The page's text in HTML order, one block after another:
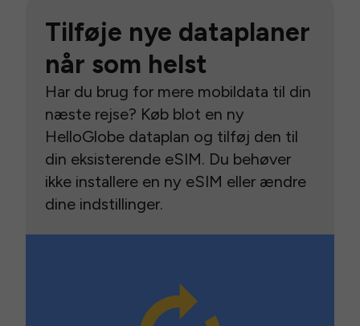
Tilføje nye dataplaner
når som helst
Har du brug for mere mobildata til din
næste rejse? Køb blot en ny
HelloGlobe dataplan og tilføj den til
din eksisterende eSIM. Du behøver
ikke installere en ny eSIM eller ændre
dine indstillinger.